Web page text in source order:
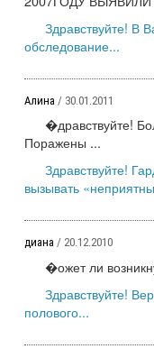
Здравствуйте! В
обследование...
Алина / 30.01.2011
�дравствуйте!
Поражены ...
Здравствуйте!
вызывать
диана / 20.12.2010
�ожет ли
Здравствуйте!
полового...